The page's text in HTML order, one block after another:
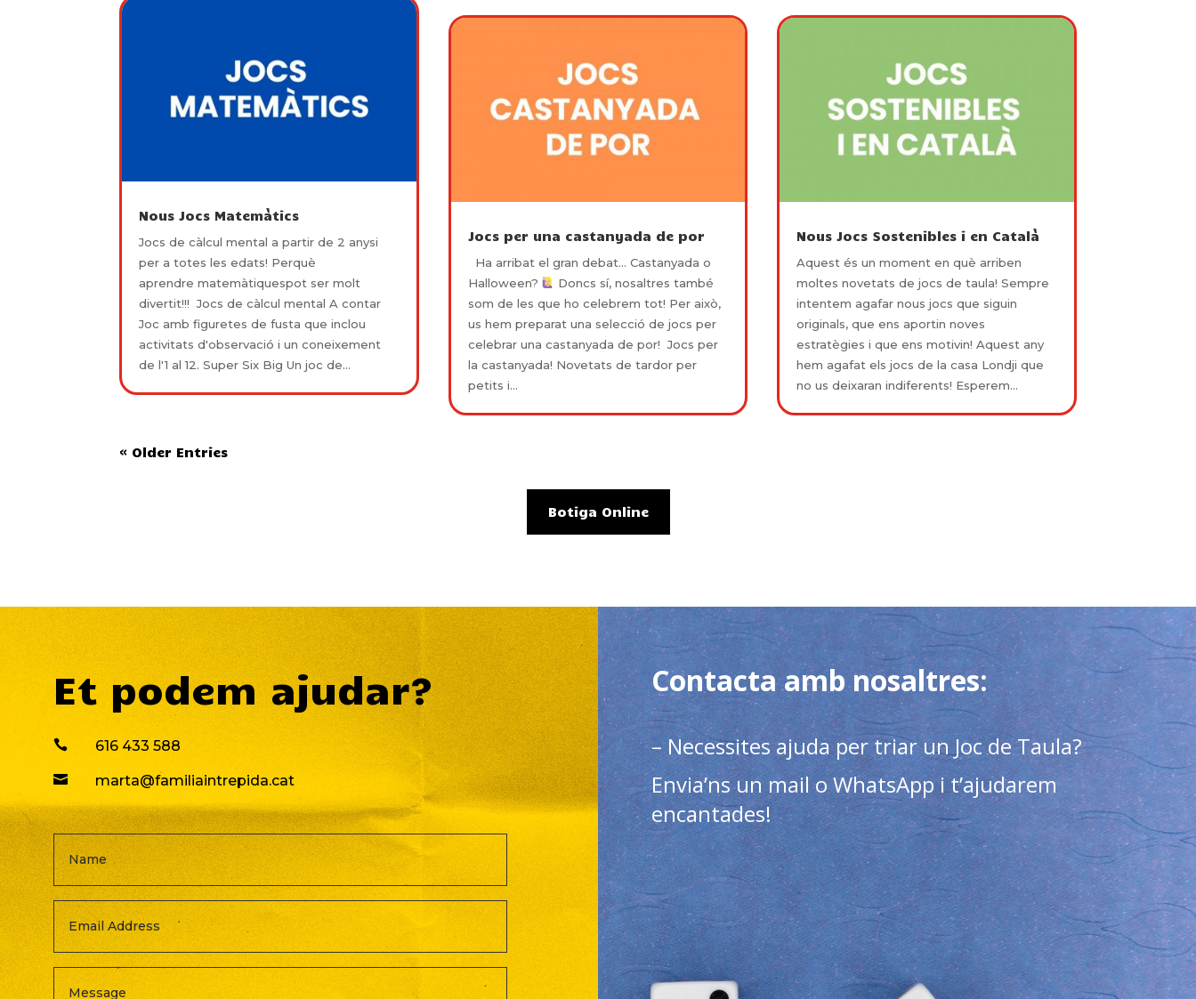
Nous Jocs Matemàtics
Jocs de càlcul mental a partir de 2 anysi
per a totes les edats! Perquè
aprendre matemàtiquespot ser molt
divertit!!! Jocs de càlcul mental A contar
Joc amb figuretes de fusta que inclou
activitats d'observació i un coneixement
de l'1 al 12. Super Six Big Un joc de...
Jocs per una castanyada de por
Ha arribat el gran debat... Castanyada o
Halloween?
Doncs sí, nosaltres també
som de les que ho celebrem tot! Per això,
us hem preparat una selecció de jocs per
celebrar una castanyada de por! Jocs per
la castanyada! Novetats de tardor per
petits i...
Nous Jocs Sostenibles i en Català
Aquest és un moment en què arriben
moltes novetats de jocs de taula! Sempre
intentem agafar nous jocs que siguin
originals, que ens aportin noves
estratègies i que ens motivin! Aquest any
hem agafat els jocs de la casa Londji que
no us deixaran indiferents! Esperem...
« Older Entries
Botiga Online
Et podem ajudar?
 616 433 588
 marta@familiaintrepida.cat
Contacta amb nosaltres:
– Necessites ajuda per triar un Joc de Taula?
Envia’ns un mail o WhatsApp i t’ajudarem
encantades!